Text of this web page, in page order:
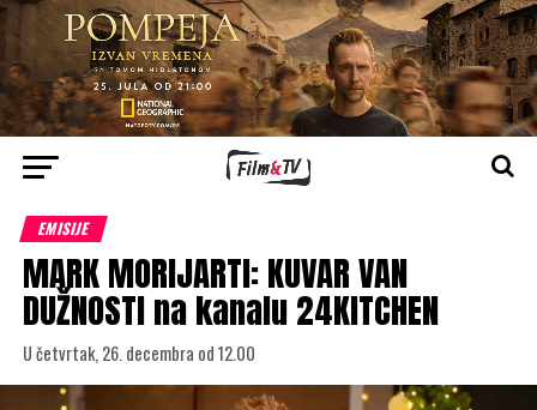
EMISIJE
MARK MORIJARTI: KUVAR VAN
DUŽNOSTI na kanalu 24KITCHEN
U četvrtak, 26. decembra od 12.00